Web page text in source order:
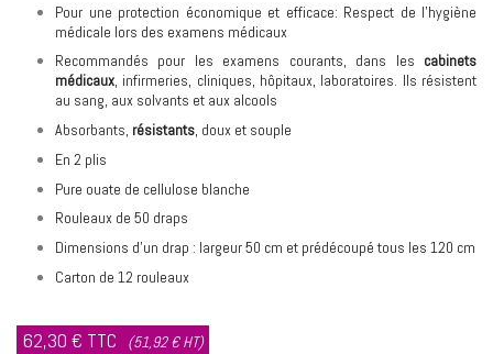
Pour une protection économique et efficace: Respect de l’hygiène
médicale lors des examens médicaux
Recommandés pour les examens courants, dans les cabinets
médicaux, infirmeries, cliniques, hôpitaux, laboratoires. Ils résistent
au sang, aux solvants et aux alcools
Absorbants, résistants, doux et souple
En 2 plis
Pure ouate de cellulose blanche
Rouleaux de 50 draps
Dimensions d'un drap : largeur 50 cm et prédécoupé tous les 120 cm
Carton de 12 rouleaux
62,30 € TTC (51,92 € HT)